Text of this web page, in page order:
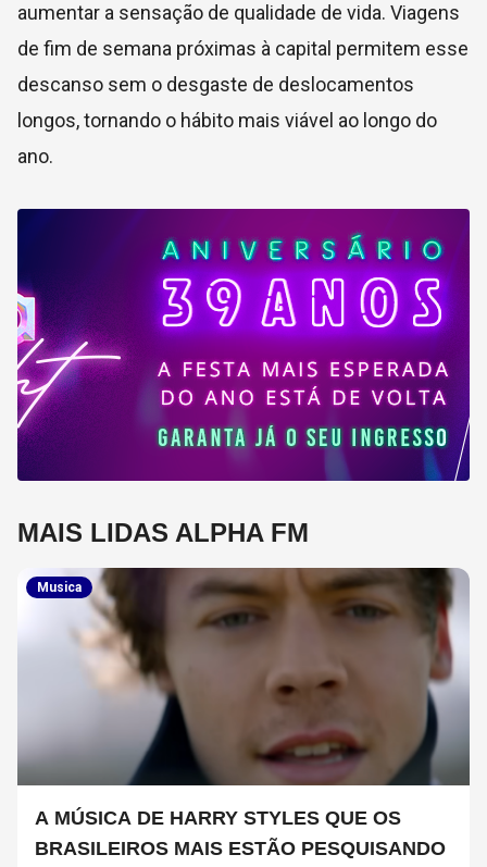
aumentar a sensação de qualidade de vida. Viagens
de fim de semana próximas à capital permitem esse
descanso sem o desgaste de deslocamentos
longos, tornando o hábito mais viável ao longo do
ano.
MAIS LIDAS ALPHA FM
Musica
A MÚSICA DE HARRY STYLES QUE OS
BRASILEIROS MAIS ESTÃO PESQUISANDO